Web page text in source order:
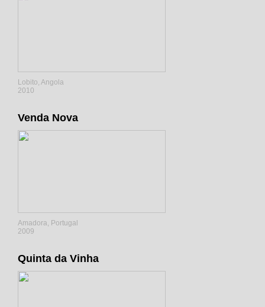
Lobito, Angola
2010
Venda Nova
Amadora, Portugal
2009
Quinta da Vinha